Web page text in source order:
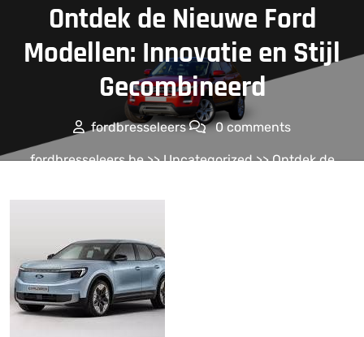
Ontdek de Nieuwe Ford
Modellen: Innovatie en Stijl
Gecombineerd
fordbresseleers 0 comments
fordbresseleers.be>>Uncategorized>> Ontdek de